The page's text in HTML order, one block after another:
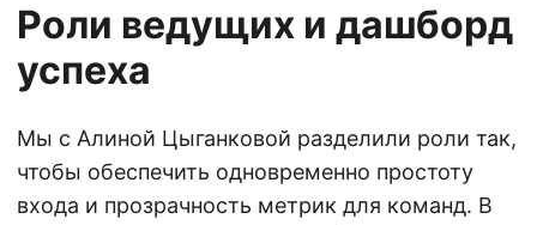
Роли ведущих и дашборд
успеха
Мы с Алиной Цыганковой разделили роли так,
чтобы обеспечить одновременно простоту
входа и прозрачность метрик для команд. В